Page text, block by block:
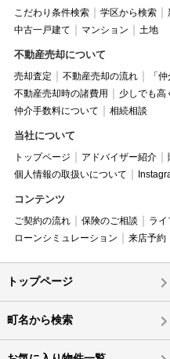
こだわり条件検索 学区から検索
中古一戸建て
マンション 土地
不動産売却について
売却査定 不動産売却の流れ
「
不動産売却時の諸費用
少しでも高
仲介手数料について
相続相談
当社について
トップページ アドバイザー紹介
個人情報の取扱いについて
コンテンツ
ご契約の流れ 保険のご相談 ライ
ローンシミュレーション
来店予約
トップページ
町名から検索